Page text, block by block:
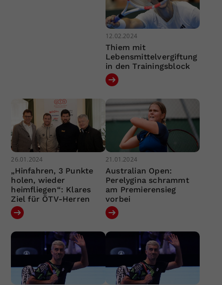
12.02.2024
Thiem mit
Lebensmittelvergiftung
in den Trainingsblock
26.01.2024
„Hinfahren, 3 Punkte
holen, wieder
heimfliegen“: Klares
Ziel für ÖTV-Herren
21.01.2024
Australian Open:
Perelygina schrammt
am Premierensieg
vorbei